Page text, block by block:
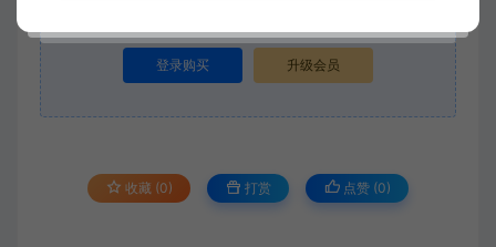
登录购买 升级会员
收藏 (0) 打赏 点赞 (0)